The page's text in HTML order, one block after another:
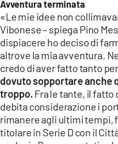
Avventura terminata
«Le mie idee non
Vibonese – spiega Pino
dispiacere ho deciso di
altrove la mia avventura.
credo di aver fatto tanto
dovuto sopportare anche
troppo. Fra le tante, il fatto
debita considerazione i
rimanere agli ultimi tempi,
titolare in Serie D con il